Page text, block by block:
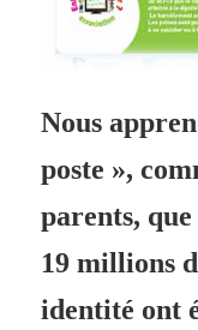
Nous
poste »,
parents, que
19 millions
identité ont